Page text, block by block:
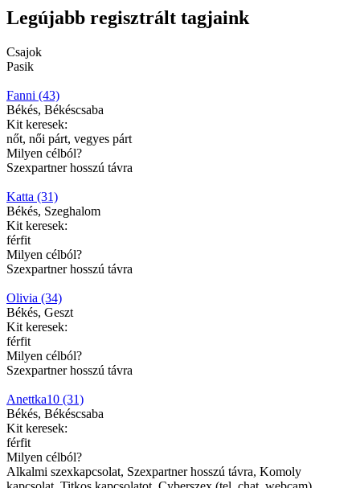
Legújabb regisztrált tagjaink
Csajok
Pasik
Fanni (43)
Békés, Békéscsaba
Kit keresek:
nőt, női párt, vegyes párt
Milyen célból?
Szexpartner hosszú távra
Katta (31)
Békés, Szeghalom
Kit keresek:
férfit
Milyen célból?
Szexpartner hosszú távra
Olivia (34)
Békés, Geszt
Kit keresek:
férfit
Milyen célból?
Szexpartner hosszú távra
Anettka10 (31)
Békés, Békéscsaba
Kit keresek:
férfit
Milyen célból?
Alkalmi szexkapcsolat, Szexpartner hosszú távra, Komoly